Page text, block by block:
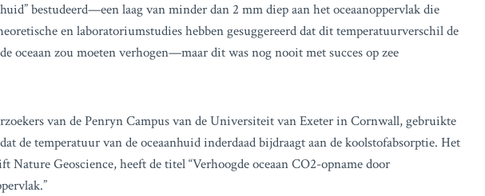
bestudeerd—een laag van minder dan 2 mm diep aan het oceaanoppervlak die
en laboratoriumstudies hebben gesuggereerd dat dit temperatuurverschil de
oceaan zou moeten verhogen—maar dit was nog nooit met succes op zee
van de Penryn Campus van de Universiteit van Exeter in Cornwall, gebruikte
de temperatuur van de oceaanhuid inderdaad bijdraagt aan de koolstofabsorptie. Het
Geoscience, heeft de titel “Verhoogde oceaan CO2-opname door